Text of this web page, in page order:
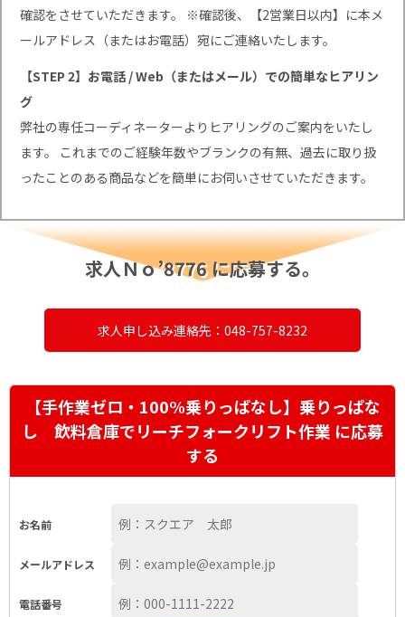
確認をさせていただきます。 ※確認後、【2営業日以内】に本メ
ールアドレス（またはお電話）宛にご連絡いたします。
【STEP 2】お電話 / Web（またはメール）での簡単なヒアリン
グ
弊社の専任コーディネーターよりヒアリングのご案内をいたし
ます。 これまでのご経験年数やブランクの有無、過去に取り扱
ったことのある商品などを簡単にお伺いさせていただきます。
求人Ｎｏ’8776 に応募する。
求人申し込み連絡先：048-757-8232
【手作業ゼロ・100%乗りっぱなし】乗りっぱな
し 飲料倉庫でリーチフォークリフト作業 に応募
する
お名前
メールアドレス
電話番号